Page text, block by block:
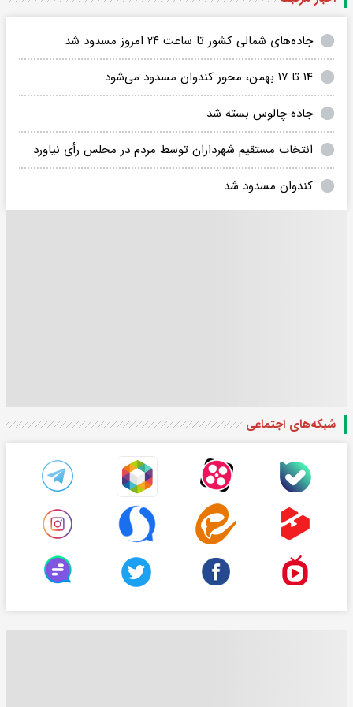
جاده‌های شمالی کشور تا ساعت ۲۴ امروز مسدود شد
۱۴ تا ۱۷ بهمن، محور کندوان مسدود می‌شود
جاده چالوس بسته شد
انتخاب مستقیم شهرداران توسط مردم در مجلس رأی نیاورد
کندوان مسدود شد
شبکه‌های اجتماعی